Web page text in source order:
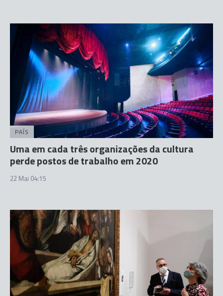
PAÍS
Uma em cada três organizações da cultura
perde postos de trabalho em 2020
22 Mai 04:15